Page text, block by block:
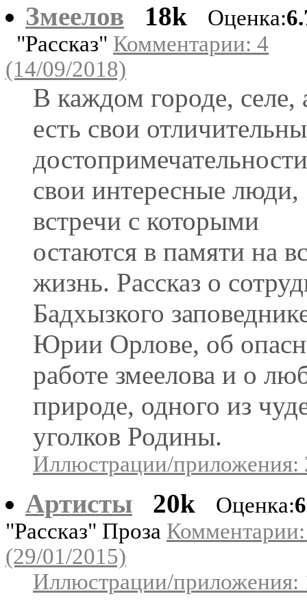
Змеелов
18k Оценка:
"Рассказ" Комментарии: 4
(14/09/2018)
В каждом городе, селе,
есть свои
свои интересные люди,
встречи с которыми
остаются в памяти на
жизнь. Рассказ о
Бадхызкого
Юрии Орлове, об
работе змеелова и о
природе, одного из
уголков Родины.
Иллюстрации/приложения:
Артисты 20k Оценка:
"Рассказ" Проза
(29/01/2015)
Иллюстрации/приложения: